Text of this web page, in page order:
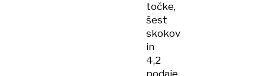
točke,
šest
skokov
in
4,2
podaje